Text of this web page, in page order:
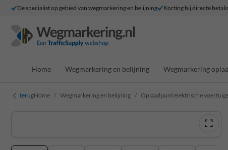
De specialist op gebied van wegmarkering en belijning Korting bij directe
Home Wegmarkering en belijning Wegmarkering
terugHome Wegmarkering en belijning Oplaadpunt elektrische